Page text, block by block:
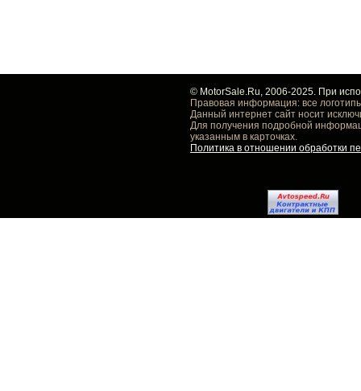
© MotorSale.Ru, 2006-2025. При
Правовая информация: все
Данный интернет сайт носит
Для получения подробной
указанным в карточках.
Политика в отношении обработки